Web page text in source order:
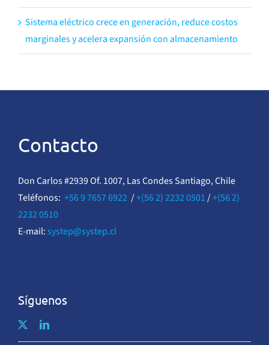
Sistema eléctrico crece en generación, reduce costos
marginales y acelera expansión con almacenamiento
Contacto
Don Carlos #2939 Of. 1007, Las Condes Santiago, Chile
Teléfonos: +56 9 7657 6922/+(56 2) 2232 0501/+(56 2)
2232 0510
E-mail: systep@systep.cl
Síguenos